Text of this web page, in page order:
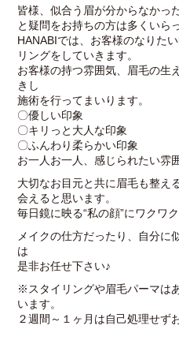
皆様、似合う眉が分からなかっ
と疑問をお持ちの方は多くいら
HANABIでは、お客様のなりた
リングをしていきます。
お客様の持つ雰囲気、眉毛の生
きし
施術を行ってまいります。
〇優しい印象
〇キリっと大人な印象
〇ふんわり柔らかい印象
お一人お一人、感じられたい雰
大切なお目元と共に眉毛も整え
会えると思います。
毎日鏡に映る“私の顔”にワクワ
メイクの仕方だったり、自分に
は
是非お任せ下さい♪
※スタイリングや眉毛パーマは
います。
２週間～１ヶ月は自己処理せず